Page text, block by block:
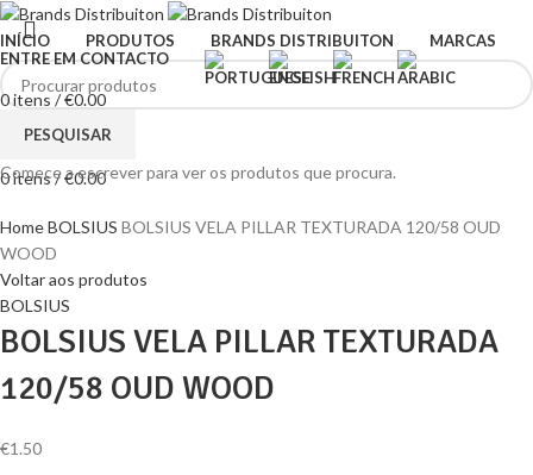
INÍCIO PRODUTOS BRANDS DISTRIBUITON
MARCAS
ENTRE EM CONTACTO
0itens /€0.00
Menu
0itens/€0.00
HomeBOLSIUS BOLSIUS VELA PILLAR TEXTURADA 120/58 OUD
WOOD
Voltar aos produtos
BOLSIUS
BOLSIUS VELA PILLAR TEXTURADA
120/58 OUD WOOD
€1.50
PESQUISAR
Comece a escrever para ver os produtos que procura.